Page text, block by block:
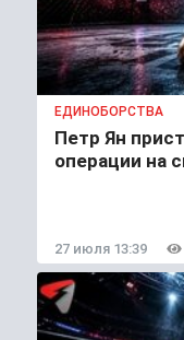
ЕДИНОБОРСТВА
Петр Ян
операции на
27 июля 13:39